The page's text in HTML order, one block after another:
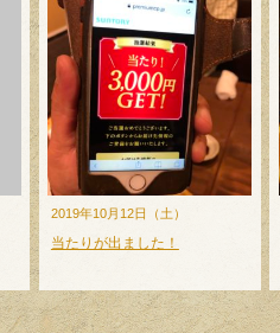
2019年10月12日（土）
当たりが出ました！